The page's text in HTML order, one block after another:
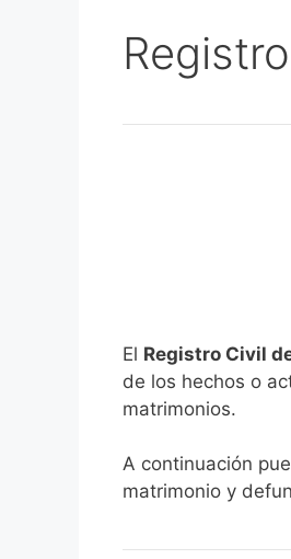
El Registro Civil
de los hechos o
matrimonios.
A continuación
matrimonio y